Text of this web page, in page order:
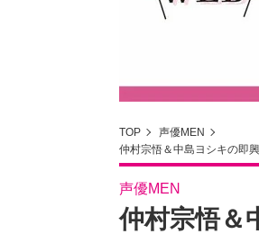
TOP
声優MEN
仲村宗悟＆中島ヨシキの即
声優MEN
仲村宗悟＆